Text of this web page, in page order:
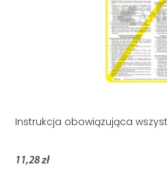
Instrukcja obowiązująca
11,28 zł